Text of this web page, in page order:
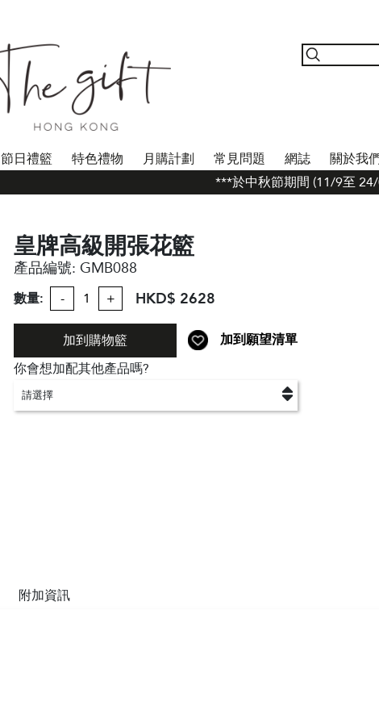
節日禮籃 特色禮物 月購計劃 常見問題 網誌
關於我
***於中秋節期間 (11/9至 24/
皇牌高級開張花籃
產品編號: GMB088
數量: - + HKD$ 2628
加到購物籃
加到願望清單
你會想加配其他產品嗎?
請選擇
附加資訊